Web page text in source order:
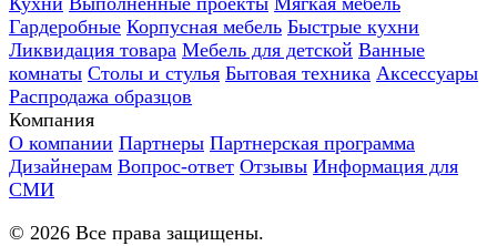
Гардеробные Корпусная мебель Быстрые кухни
Ликвидация товара Мебель для детской Ванные
комнаты Столы и стулья Бытовая техника Аксессуары
Распродажа образцов
Компания
О компании Партнеры Партнерская программа
Дизайнерам Вопрос-ответ Отзывы Информация для
СМИ
© 2026 Все права защищены.